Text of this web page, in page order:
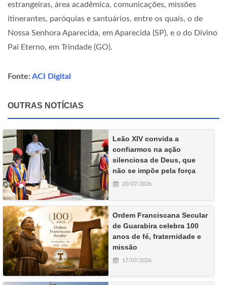
estrangeiras, área acadêmica, comunicações, missões
itinerantes, paróquias e santuários, entre os quais, o de
Nossa Senhora Aparecida, em Aparecida (SP), e o do Divino
Pai Eterno, em Trindade (GO).
Fonte: ACI Digital
OUTRAS NOTÍCIAS
Leão XIV convida a
confiarmos na ação
silenciosa de Deus, que
não se impõe pela força
20/07/2026
Ordem Franciscana Secular
de Guarabira celebra 100
anos de fé, fraternidade e
missão
17/07/2026